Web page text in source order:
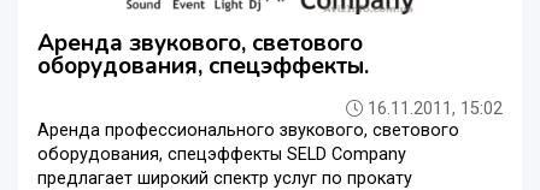
Аренда звукового, светового
оборудования, спецэффекты.
16.11.2011, 15:02
Аренда профессионального звукового, светового
оборудования, спецэффекты SELD Company
предлагает широкий спектр услуг по прокату